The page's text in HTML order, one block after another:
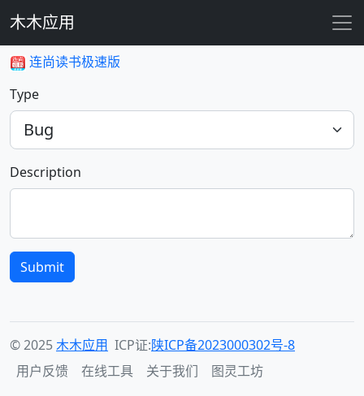
木木应用
连尚读书极速版
Type
Description
Submit
© 2025木木应用 ICP证:陕ICP备2023000302号-8
用户反馈
在线工具 关于我们 图灵工坊